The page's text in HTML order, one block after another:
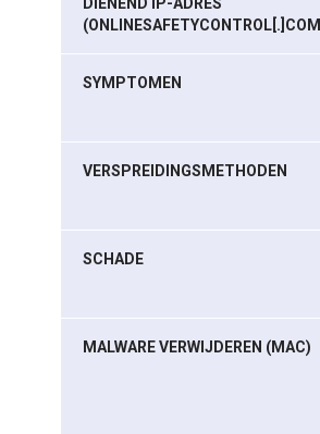
SYMPTOMEN
VERSPREIDINGSMETHODEN
SCHADE
MALWARE VERWIJDEREN (MAC)